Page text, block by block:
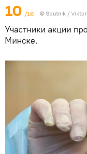
10 /16 © Sputnik / Viktor
Участники акции
Минске.